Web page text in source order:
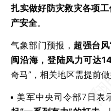
扎实做好防灾救灾各项
产安全。
气象部门预报， 超强台
闽沿海，登陆风力可达
奇马”，相关地区需提前
美军中央司令部7日表